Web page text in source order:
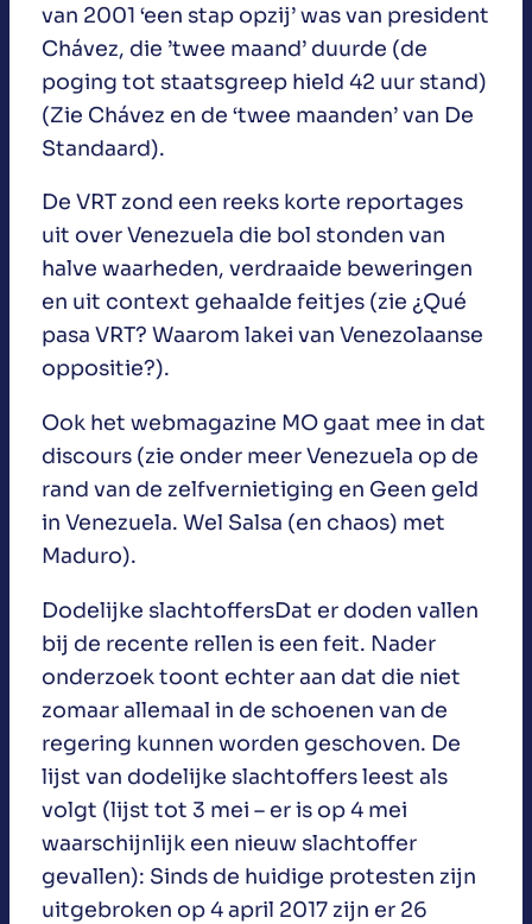
van 2001 ‘een stap opzij’ was van president
Chávez, die ’twee maand’ duurde (de
poging tot staatsgreep hield 42 uur stand)
(Zie Chávez en de ‘twee maanden’ van De
Standaard).
De VRT zond een reeks korte reportages
uit over Venezuela die bol stonden van
halve waarheden, verdraaide beweringen
en uit context gehaalde feitjes (zie ¿Qué
pasa VRT? Waarom lakei van Venezolaanse
oppositie?).
Ook het webmagazine MO gaat mee in dat
discours (zie onder meer Venezuela op de
rand van de zelfvernietiging en Geen geld
in Venezuela. Wel Salsa (en chaos) met
Maduro).
Dodelijke slachtoffersDat er doden vallen
bij de recente rellen is een feit. Nader
onderzoek toont echter aan dat die niet
zomaar allemaal in de schoenen van de
regering kunnen worden geschoven. De
lijst van dodelijke slachtoffers leest als
volgt (lijst tot 3 mei – er is op 4 mei
waarschijnlijk een nieuw slachtoffer
gevallen): Sinds de huidige protesten zijn
uitgebroken op 4 april 2017 zijn er 26